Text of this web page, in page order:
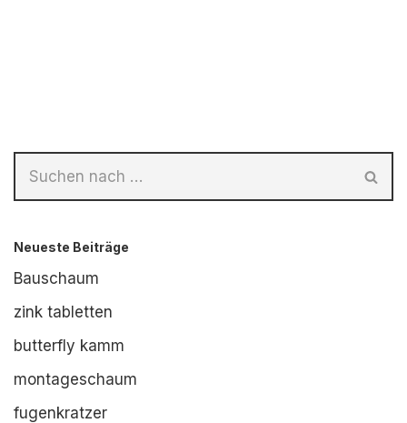
Neueste Beiträge
Bauschaum
zink tabletten
butterfly kamm
montageschaum
fugenkratzer